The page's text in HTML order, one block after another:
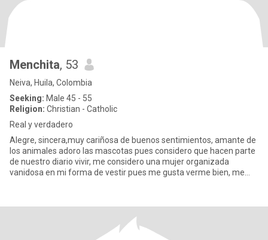
Menchita, 53
Neiva, Huila, Colombia
Seeking: Male 45 - 55
Religion: Christian - Catholic
Real y verdadero
Alegre, sincera,muy cariñosa de buenos sentimientos, amante de
los animales adoro las mascotas pues considero que hacen parte
de nuestro diario vivir, me considero una mujer organizada
vanidosa en mi forma de vestir pues me gusta verme bien, me